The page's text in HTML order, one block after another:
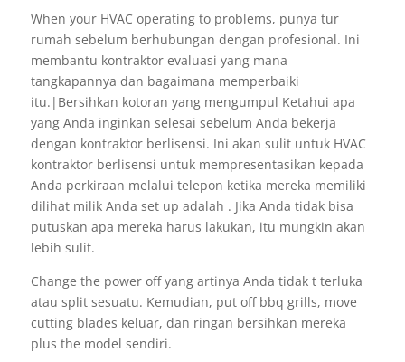
When your HVAC operating to problems, punya tur
rumah sebelum berhubungan dengan profesional. Ini
membantu kontraktor evaluasi yang mana
tangkapannya dan bagaimana memperbaiki
itu.|Bersihkan kotoran yang mengumpul Ketahui apa
yang Anda inginkan selesai sebelum Anda bekerja
dengan kontraktor berlisensi. Ini akan sulit untuk HVAC
kontraktor berlisensi untuk mempresentasikan kepada
Anda perkiraan melalui telepon ketika mereka memiliki
dilihat milik Anda set up adalah . Jika Anda tidak bisa
putuskan apa mereka harus lakukan, itu mungkin akan
lebih sulit.
Change the power off yang artinya Anda tidak t terluka
atau split sesuatu. Kemudian, put off bbq grills, move
cutting blades keluar, dan ringan bersihkan mereka
plus the model sendiri.